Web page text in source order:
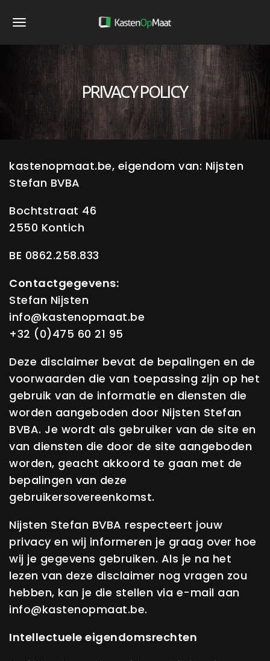
i
T
o
i
a
t
i
o
PRIVACY POLICY
kastenopmaat.be, eigendom van: Nijsten
Stefan BVBA
Bochtstraat 46
2550 Kontich
BE 0862.258.833
Contactgegevens:
Stefan Nijsten
info@kastenopmaat.be
+32 (0)475 60 21 95
Deze disclaimer bevat de bepalingen en de
voorwaarden die van toepassing zijn op het
gebruik van de informatie en diensten die
worden aangeboden door Nijsten Stefan
BVBA. Je wordt als gebruiker van de site en
van diensten die door de site aangeboden
worden, geacht akkoord te gaan met de
bepalingen van deze
gebruikersovereenkomst.
Nijsten Stefan BVBA respecteert jouw
privacy en wij informeren je graag over hoe
wij je gegevens gebruiken. Als je na het
lezen van deze disclaimer nog vragen zou
hebben, kan je die stellen via e-mail aan
info@kastenopmaat.be.
Intellectuele eigendomsrechten